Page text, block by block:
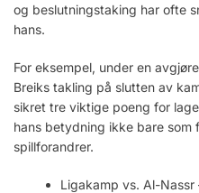
og beslutningstaking har ofte
hans.
For eksempel, under en
Breiks takling på slutten av
sikret tre viktige poeng for
hans betydning ikke bare som
spillforandrer.
Ligakamp vs. Al-